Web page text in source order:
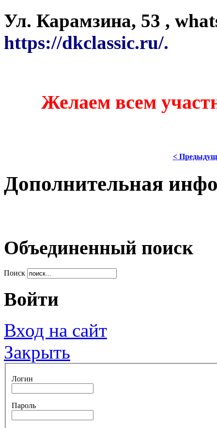
Ул. Карамзина, 53 ,
https://dkclassic.ru/.
Желаем всем
<
Дополнительная
Объединенный поиск
Поиск
Войти
Вход на сайт
Закрыть
Логин
Пароль